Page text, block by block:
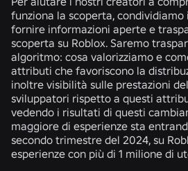
funziona la scoperta,
fornire informazioni aperte e
scoperta su Roblox. Saremo
algoritmo: cosa valorizziamo e
attributi che favoriscono la
inoltre visibilità sulle prestazioni
sviluppatori rispetto a questi
vedendo i risultati di questi
maggiore di esperienze sta
secondo trimestre del 2024, su
esperienze con più di 1 milione di